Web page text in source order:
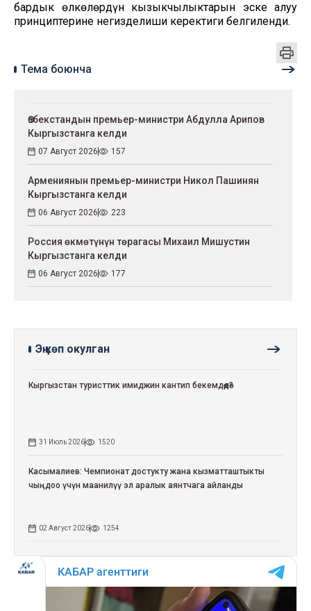
бардык өлкөлөрдүн кызыкчылыктарын эске алуу
принциптерине негизделиши керектиги белгиленди.
Тема боюнча
Өзбекстандын премьер-министри Абдулла Арипов
Кыргызстанга келди
07 Август 2026 157
Армениянын премьер-министри Никол Пашинян
Кыргызстанга келди
06 Август 2026 223
Россия өкмөтүнүн төрагасы Михаил Мишустин
Кыргызстанга келди
06 Август 2026 177
Эң көп окулган
Кыргызстан туристтик имиджин кантип бекемдөөдө?
31 Июль 2026 1520
Касымалиев: Чемпионат достукту жана кызматташтыкты
чыңдоо үчүн маанилүү эл аралык аянтчага айланды
02 Август 2026 1254